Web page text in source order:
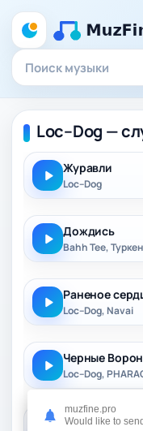
Loc–Dog —
Журавли
Loc–Dog
Дождись
Bahh Tee,
Раненое
Loc–Dog, Navai
Черные
Loc–Dog,
16/36 (Новый
muzfine.pro
Would like to